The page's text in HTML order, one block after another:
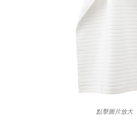
點擊圖片放大